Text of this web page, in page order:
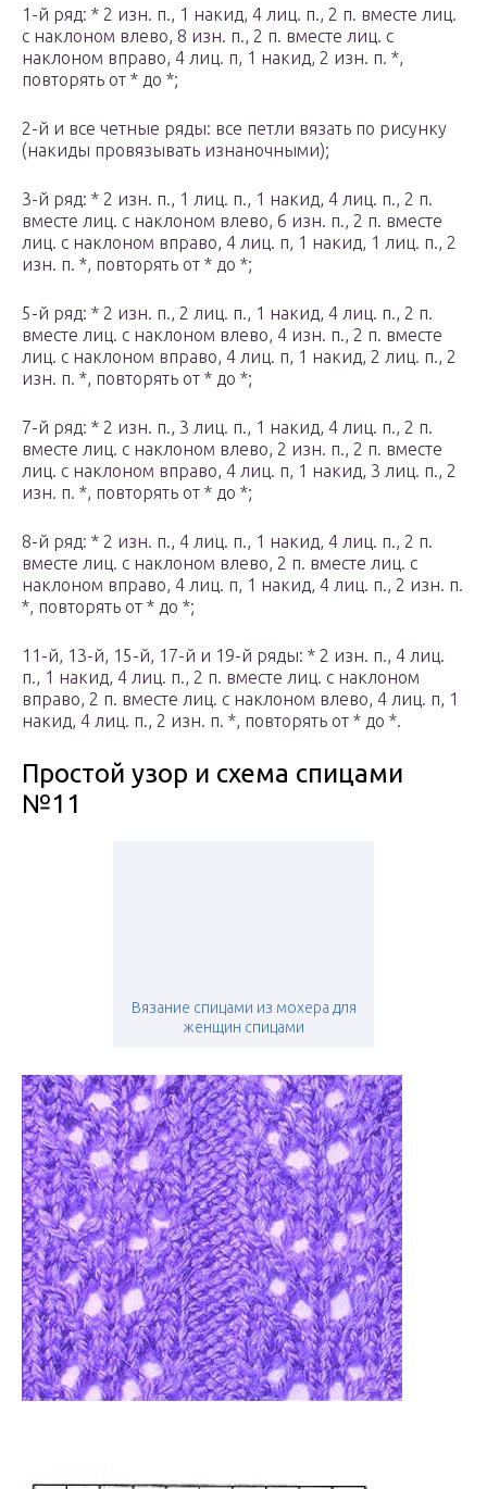
1-й ряд: * 2 изн. п., 1 накид, 4 лиц. п., 2 п. вместе лиц.
с наклоном влево, 8 изн. п., 2 п. вместе лиц. с
наклоном вправо, 4 лиц. п, 1 накид, 2 изн. п. *,
повторять от * до *;
2-й и вce четные ряды: все петли вязать по рисунку
(накиды провязывать изнаночными);
3-й ряд: * 2 изн. п., 1 лиц. п., 1 накид, 4 лиц. п., 2 п.
вместе лиц. с наклоном влево, 6 изн. п., 2 п. вместе
лиц. с наклоном вправо, 4 лиц. п, 1 накид, 1 лиц. п., 2
изн. п. *, повторять от * до *;
5-й ряд: * 2 изн. п., 2 лиц. п., 1 накид, 4 лиц. п., 2 п.
вместе лиц. с наклоном влево, 4 изн. п., 2 п. вместе
лиц. с наклоном вправо, 4 лиц. п, 1 накид, 2 лиц. п., 2
изн. п. *, повторять от * до *;
7-й ряд: * 2 изн. п., 3 лиц. п., 1 накид, 4 лиц. п., 2 п.
вместе лиц. с наклоном влево, 2 изн. п., 2 п. вместе
лиц. с наклоном вправо, 4 лиц. п, 1 накид, 3 лиц. п., 2
изн. п. *, повторять от * до *;
8-й ряд: * 2 изн. п., 4 лиц. п., 1 накид, 4 лиц. п., 2 п.
вместе лиц. с наклоном влево, 2 п. вместе лиц. с
наклоном вправо, 4 лиц. п, 1 накид, 4 лиц. п., 2 изн. п.
*, повторять от * до *;
11-й, 13-й, 15-й, 17-й и 19-й ряды: * 2 изн. п., 4 лиц.
п., 1 накид, 4 лиц. п., 2 п. вместе лиц. с наклоном
вправо, 2 п. вместе лиц. с наклоном влево, 4 лиц. п, 1
накид, 4 лиц. п., 2 изн. п. *, повторять от * до *.
Простой узор и схема спицами
№11
Вязание спицами из мохера для
женщин спицами